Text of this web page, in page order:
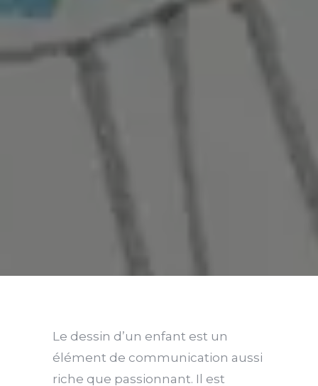
Le dessin d’un enfant est un
élément de communication aussi
riche que passionnant. Il est